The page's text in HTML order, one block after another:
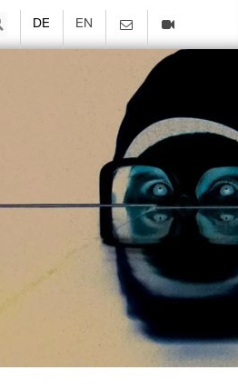
DE EN